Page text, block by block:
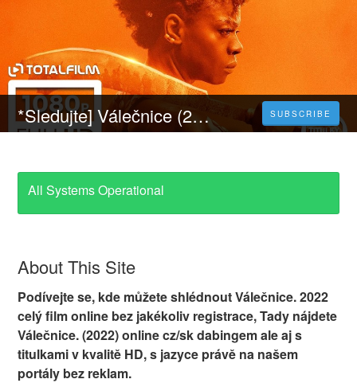
*Sledujte] Válečnice (2022) Celý Film Online Český Dabing Zdarma SUBSCRIBE
All Systems Operational
About This Site
Podívejte se, kde můžete shlédnout Válečnice. 2022
celý film online bez jakékoliv registrace, Tady nájdete
Válečnice. (2022) online cz/sk dabingem ale aj s
titulkami v kvalitě HD, s jazyce právě na našem
portály bez reklam.